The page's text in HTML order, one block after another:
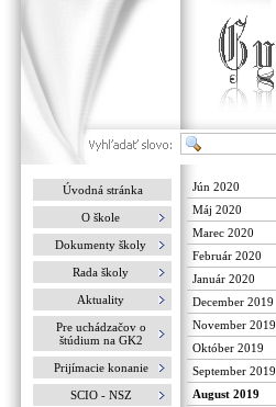
Úvodná stránka
O škole
Dokumenty školy
Rada školy
Aktuality
Pre uchádzačov o
štúdium na GK2
Prijímacie konanie
SCIO - NSZ
Jún 2020
Máj 2020
Marec 2020
Február 2020
Január 2020
December 2019
November 2019
Október 2019
September 2019
August 2019